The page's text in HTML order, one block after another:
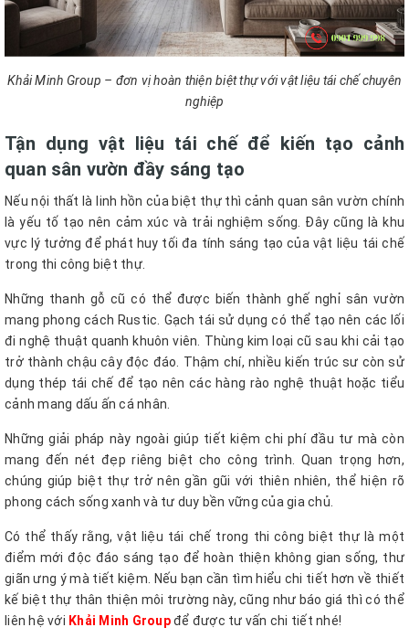
Khải Minh Group – đơn vị hoàn thiện biệt thự với vật liệu tái chế chuyên
nghiệp
Tận dụng vật liệu tái chế để kiến tạo cảnh
quan sân vườn đầy sáng tạo
Nếu nội thất là linh hồn của biệt thự thì cảnh quan sân vườn chính
là yếu tố tạo nên cảm xúc và trải nghiệm sống. Đây cũng là khu
vực lý tưởng để phát huy tối đa tính sáng tạo của vật liệu tái chế
trong thi công biệt thự.
Những thanh gỗ cũ có thể được biến thành ghế nghỉ sân vườn
mang phong cách Rustic. Gạch tái sử dụng có thể tạo nên các lối
đi nghệ thuật quanh khuôn viên. Thùng kim loại cũ sau khi cải tạo
trở thành chậu cây độc đáo. Thậm chí, nhiều kiến trúc sư còn sử
dụng thép tái chế để tạo nên các hàng rào nghệ thuật hoặc tiểu
cảnh mang dấu ấn cá nhân.
Những giải pháp này ngoài giúp tiết kiệm chi phí đầu tư mà còn
mang đến nét đẹp riêng biệt cho công trình. Quan trọng hơn,
chúng giúp biệt thự trở nên gần gũi với thiên nhiên, thể hiện rõ
phong cách sống xanh và tư duy bền vững của gia chủ.
Có thể thấy rằng, vật liệu tái chế trong thi công biệt thự là một
điểm mới độc đáo sáng tạo để hoàn thiện không gian sống, thư
giãn ưng ý mà tiết kiệm. Nếu bạn cần tìm hiểu chi tiết hơn về thiết
kế biệt thự thân thiện môi trường này, cũng như báo giá thì có thể
liên hệ với Khải Minh Groupđể được tư vấn chi tiết nhé!